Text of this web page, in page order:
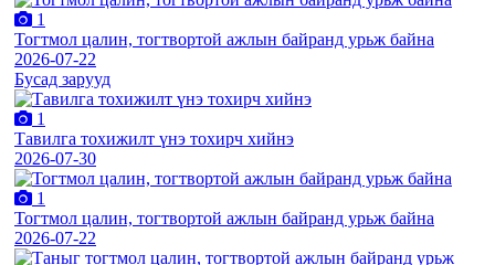
1
Тогтмол цалин, тогтвортой ажлын байранд урьж байна
2026-07-22
Бусад зарууд
1
Тавилга тохижилт үнэ тохирч хийнэ
2026-07-30
1
Тогтмол цалин, тогтвортой ажлын байранд урьж байна
2026-07-22